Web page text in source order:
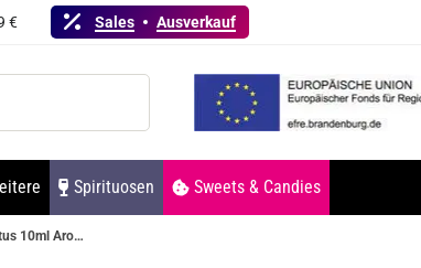
€ Sales Ausverkauf
Spirituosen Sweets & Candies
Kaktus 10ml Aroma by Aroma Syndikat